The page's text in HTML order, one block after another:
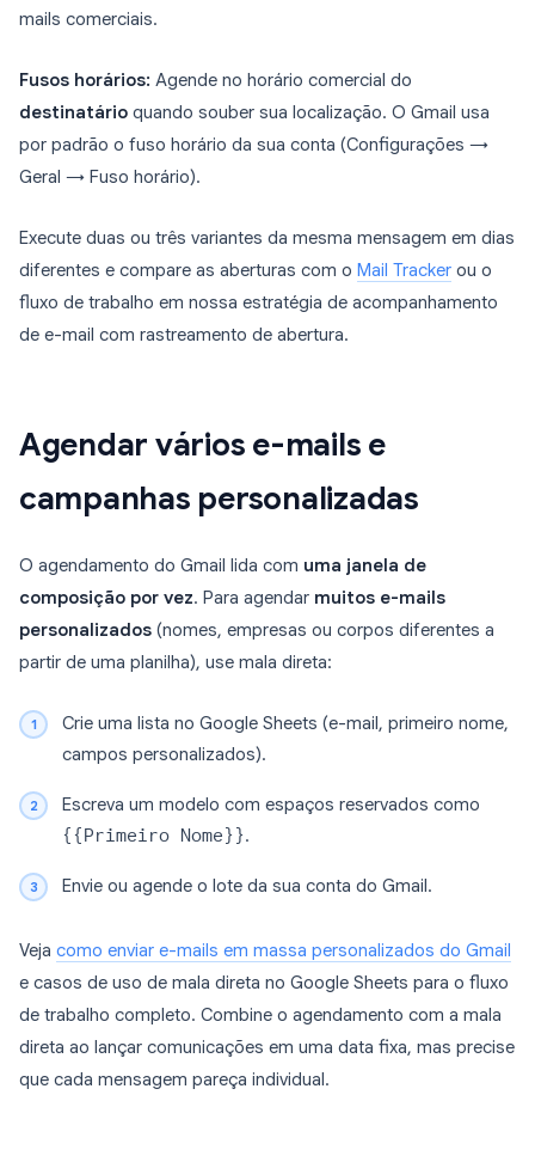
mails comerciais.
Fusos horários: Agende no horário comercial do
destinatário quando souber sua localização. O Gmail usa
por padrão o fuso horário da sua conta (Configurações →
Geral → Fuso horário).
Execute duas ou três variantes da mesma mensagem em dias
diferentes e compare as aberturas com o Mail Tracker ou o
fluxo de trabalho em nossa estratégia de acompanhamento
de e-mail com rastreamento de abertura.
Agendar vários e-mails e
campanhas personalizadas
O agendamento do Gmail lida com uma janela de
composição por vez. Para agendar muitos e-mails
personalizados (nomes, empresas ou corpos diferentes a
partir de uma planilha), use mala direta:
Crie uma lista no Google Sheets (e-mail, primeiro nome,
campos personalizados).
Escreva um modelo com espaços reservados como
{{Primeiro Nome}}.
Envie ou agende o lote da sua conta do Gmail.
Veja como enviar e-mails em massa personalizados do Gmail
e casos de uso de mala direta no Google Sheets para o fluxo
de trabalho completo. Combine o agendamento com a mala
direta ao lançar comunicações em uma data fixa, mas precise
que cada mensagem pareça individual.